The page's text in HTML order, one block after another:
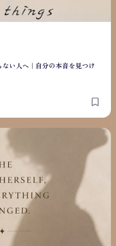
ない人へ｜自分の本音を見つけ
前に